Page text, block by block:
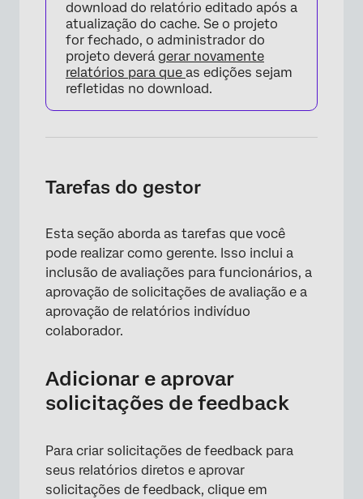
×
download do relatório editado após a
atualização do cache. Se o projeto
for fechado, o administrador do
projeto deverá gerar novamente
relatórios para que as edições sejam
refletidas no download.
Tarefas do gestor
Esta seção aborda as tarefas que você
pode realizar como gerente. Isso inclui a
inclusão de avaliações para funcionários, a
aprovação de solicitações de avaliação e a
aprovação de relatórios indivíduo
colaborador.
Adicionar e aprovar
solicitações de feedback
Para criar solicitações de feedback para
seus relatórios diretos e aprovar
solicitações de feedback, clique em